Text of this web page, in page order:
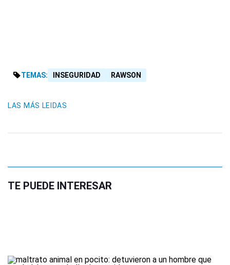
TEMAS: INSEGURIDAD RAWSON
LAS MÁS LEIDAS
TE PUEDE INTERESAR